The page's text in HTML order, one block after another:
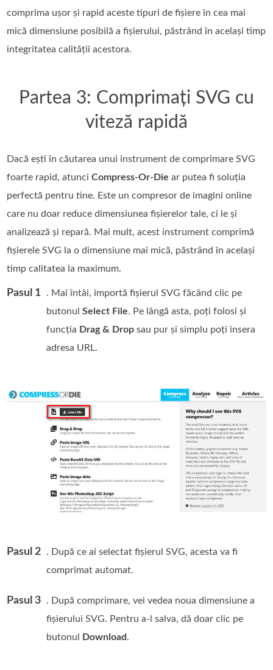
comprima ușor și rapid aceste tipuri de fișiere în cea mai
mică dimensiune posibilă a fișierului, păstrând în același timp
integritatea calității acestora.
Partea 3: Comprimați SVG cu
viteză rapidă
Dacă ești în căutarea unui instrument de comprimare SVG
foarte rapid, atunciCompress-Or-Die ar putea fi soluția
perfectă pentru tine. Este un compresor de imagini online
care nu doar reduce dimensiunea fișierelor tale, ci le și
analizează și repară. Mai mult, acest instrument comprimă
fișierele SVG la o dimensiune mai mică, păstrând în același
timp calitatea la maximum.
Pasul 1
. Mai întâi, importă fișierul SVG făcând clic pe
butonulSelect File. Pe lângă asta, poți folosi și
funcția Drag & Drop sau pur și simplu poți insera
adresa URL.
Pasul 2
. După ce ai selectat fișierul SVG, acesta va fi
comprimat automat.
Pasul 3
. După comprimare, vei vedea noua dimensiune a
fișierului SVG. Pentru a-l salva, dă doar clic pe
butonul
Download .